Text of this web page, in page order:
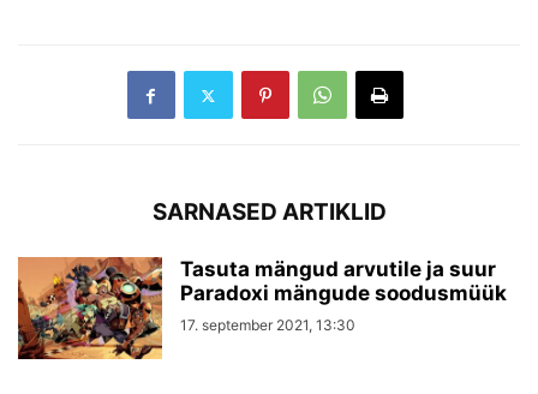
SARNASED ARTIKLID
Tasuta mängud arvutile ja suur
Paradoxi mängude soodusmüük
17. september 2021, 13:30